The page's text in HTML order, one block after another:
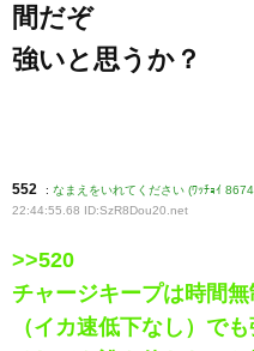
間だぞ
強いと思うか？
552 : なまえをいれてください (ﾜｯﾁｮｲ
22:44:55.68 ID:SzR8Dou20 .net
>>520
チャージキープは時間
（イカ速低下なし）で